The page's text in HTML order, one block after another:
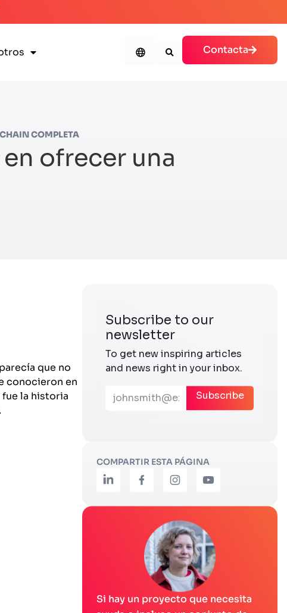
Contacta
COMPLETA
ofrecer una
que no
conocieron en
la historia
COMPARTIR ESTA PÁGINA
Si hay un proyecto que necesita